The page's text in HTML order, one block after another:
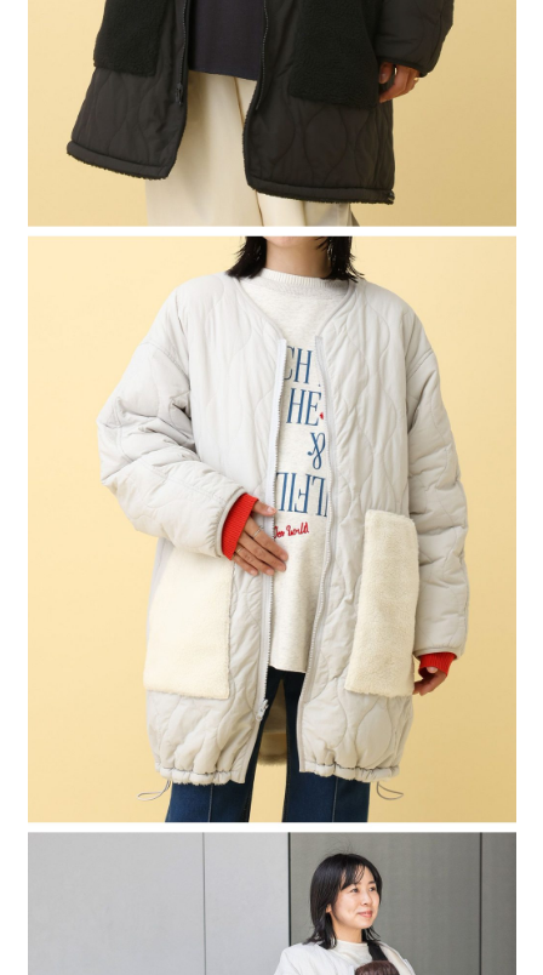
易，需依本服務之必要範圍內提供個人資料，並將交易相關給付款項請求債
權轉讓予恩沛科技股份有限公司。
２．關於個人資料處理事宜，請瀏覽以下網址：
https://aftee.tw/terms/#terms3
３．未成年的使用者請事先徵得法定代理人或監護人之同意方可使用
「AFTEE先享後付」，若未經同意申辦者引起之損失，本公司不負相關責
４．使用「AFTEE先享後付」時，將依據個別帳號之用戶狀況，依本公司即
時審查核予不同之上限額度；若仍有額度不足之情形，本公司將視審查結果
５．嚴禁一人註冊多個帳號或使用他人資訊註冊。若發現惡意使用之情形，
恩沛科技股份有限公司將有權停止該用戶之使用額度並採取法律行動。